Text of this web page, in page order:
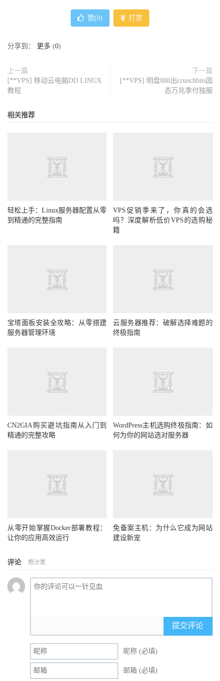
赞(0) 打赏
分享到： 更多 (0)
上一篇
[**VPS] 移动云电脑DD LINUX
教程
下一篇
[**VPS] 明盘888出crunchbits固
态万兆季付独服
相关推荐
轻松上手：Linux服务器配置从零
到精通的完整指南
VPS促销季来了，你真的会选
吗？深度解析低价VPS的选购秘
籍
宝塔面板安装全攻略：从零搭建
服务器管理环境
云服务器推荐：破解选择难题的
终极指南
CN2GIA购买避坑指南从入门到
精通的完整攻略
WordPress主机选购终极指南：如
何为你的网站选对服务器
从零开始掌握Docker部署教程：
让你的应用高效运行
免备案主机：为什么它成为网站
建设新宠
评论 抢沙发
提交评论
昵称 (必填)
邮箱 (必填)